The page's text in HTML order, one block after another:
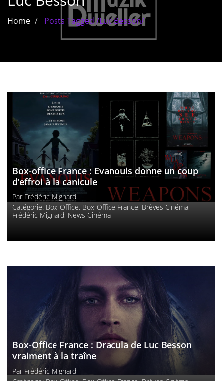
Les films par
interdits
Les Dossiers
Les disparus
Les acteurs
Les actrices
Les réalisateurs
Home Posts Tagged/Luc Besson/
Box-office France : Evanouis donne un coup
d’effroi à la canicule
Par Frédéric Mignard
Catégorie: Box-Office, Box-Office France, Brèves Cinéma,
Frédéric Mignard, News Cinéma
Box-Office France : Dracula de Luc Besson
vraiment à la traîne
Par Frédéric Mignard